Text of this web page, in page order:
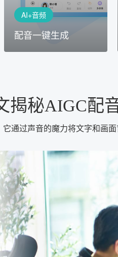
AI+音频
配音一键生成
揭秘AIGC配
通过声音的魔力将文字和画